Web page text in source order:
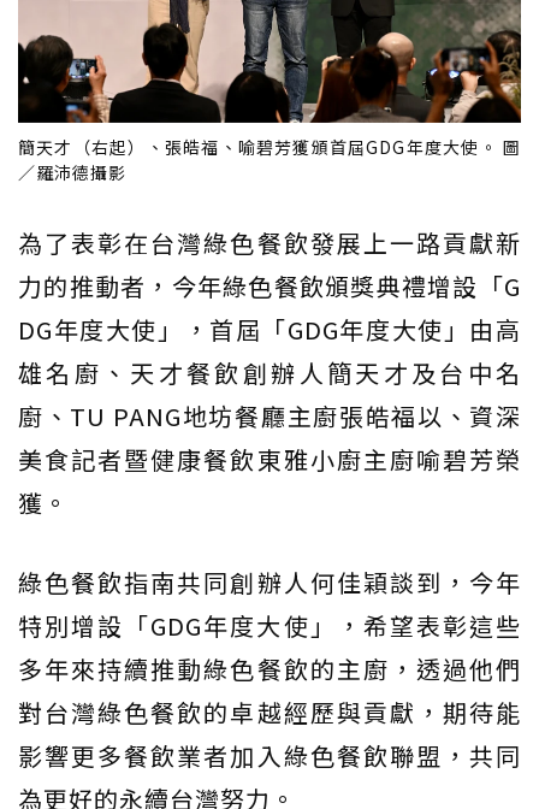
簡天才（右起）、張皓福、喻碧芳獲頒首屆GDG年度大使。 圖
／羅沛德攝影
為了表彰在台灣綠色餐飲發展上一路貢獻新
力的推動者，今年綠色餐飲頒獎典禮增設「G
DG年度大使」，首屆「GDG年度大使」由高
雄名廚、天才餐飲創辦人簡天才及台中名
廚、TU PANG地坊餐廳主廚張皓福以、資深
美食記者暨健康餐飲東雅小廚主廚喻碧芳榮
獲。
綠色餐飲指南共同創辦人何佳穎談到，今年
特別增設「GDG年度大使」，希望表彰這些
多年來持續推動綠色餐飲的主廚，透過他們
對台灣綠色餐飲的卓越經歷與貢獻，期待能
影響更多餐飲業者加入綠色餐飲聯盟，共同
為更好的永續台灣努力。